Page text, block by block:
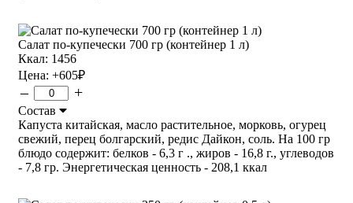
Салат по-купечески 700 гр (контейнер 1 л)
Ккал: 1456
Цена: +605₽
– +
Состав
Капуста китайская, масло растительное, морковь, огурец
свежий, перец болгарский, редис Дайкон, соль. На 100 гр
блюдо содержит: белков - 6,3 г ., жиров - 16,8 г., углеводов
- 7,8 гр. Энергетическая ценность - 208,1 ккал